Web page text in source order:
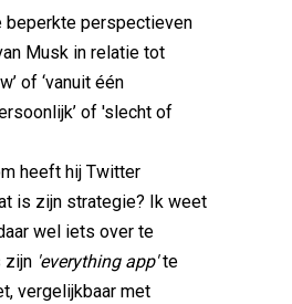
beperkte perspectieven
Musk in relatie tot
of ‘vanuit één
of 'slecht of
heeft hij Twitter
is zijn strategie? Ik weet
wel iets over te
zijn 'everything app'te
vergelijkbaar met